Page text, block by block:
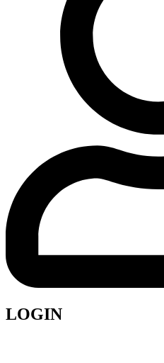
LOGIN